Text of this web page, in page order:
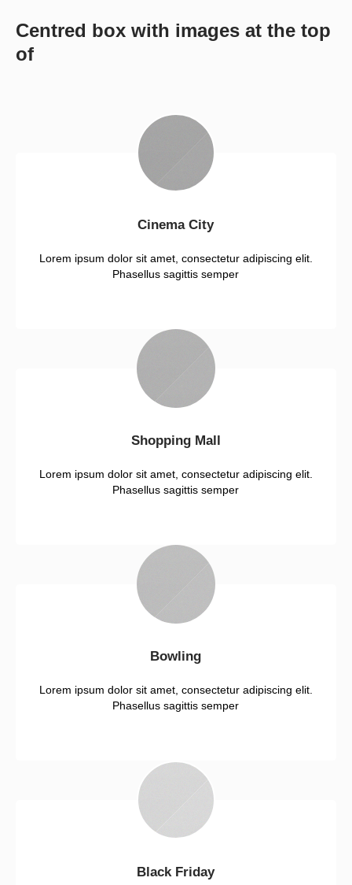
Centred box with images at the top
of
Cinema City
Lorem ipsum dolor sit amet, consectetur adipiscing elit.
Phasellus sagittis semper
Shopping Mall
Lorem ipsum dolor sit amet, consectetur adipiscing elit.
Phasellus sagittis semper
Bowling
Lorem ipsum dolor sit amet, consectetur adipiscing elit.
Phasellus sagittis semper
Black Friday